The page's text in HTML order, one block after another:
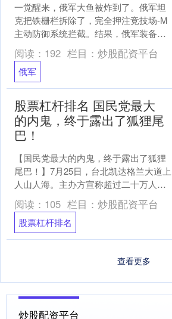
一觉醒来，俄军大鱼被炸到了。俄军坦
克把铁栅栏拆除了，完全押注竞技场-M
主动防御系统拦截。结果，俄军装备了
竞技场-M主动防御系统，电子对抗系统
的装甲集群，遭到毁灭....
阅读： 192 栏目： 炒股配资平台
俄军
股票杠杆排名 国民党最大
的内鬼，终于露出了狐狸尾
巴！
【国民党最大的内鬼，终于露出了狐狸
尾巴！】7月25日，台北凯达格兰大道上
人山人海。主办方宣称超过二十万人涌
上街头股票杠杆排名，反毒油、护食安
的口号震天响。 台“....
阅读： 105 栏目： 炒股配资平台
股票杠杆排名
查看更多
炒股配资平台